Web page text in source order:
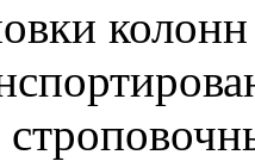
колонн